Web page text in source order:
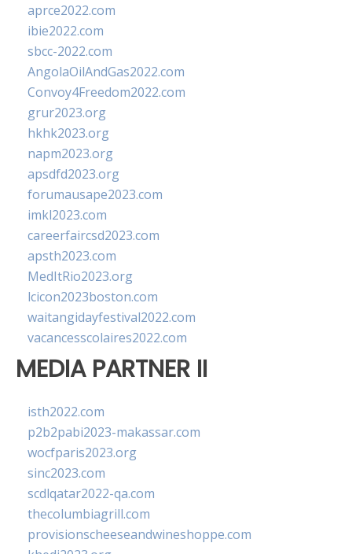
aprce2022.com
ibie2022.com
sbcc-2022.com
AngolaOilAndGas2022.com
Convoy4Freedom2022.com
grur2023.org
hkhk2023.org
napm2023.org
apsdfd2023.org
forumausape2023.com
imkl2023.com
careerfaircsd2023.com
apsth2023.com
MedItRio2023.org
lcicon2023boston.com
waitangidayfestival2022.com
vacancesscolaires2022.com
MEDIA PARTNER II
isth2022.com
p2b2pabi2023-makassar.com
wocfparis2023.org
sinc2023.com
scdlqatar2022-qa.com
thecolumbiagrill.com
provisionscheeseandwineshoppe.com